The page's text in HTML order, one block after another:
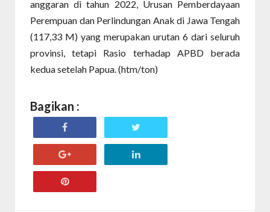
anggaran di tahun 2022, Urusan Pemberdayaan
Perempuan dan Perlindungan Anak di Jawa Tengah
(117,33 M) yang merupakan urutan 6 dari seluruh
provinsi, tetapi Rasio terhadap APBD berada
kedua setelah Papua. (htm/ton)
Bagikan :